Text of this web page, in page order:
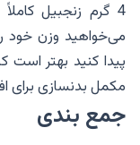
4 گرم زنجبیل
می‌خواهید وزن
پیدا کنید بهتر است
مکمل بدنسازی برای
جمع بندی